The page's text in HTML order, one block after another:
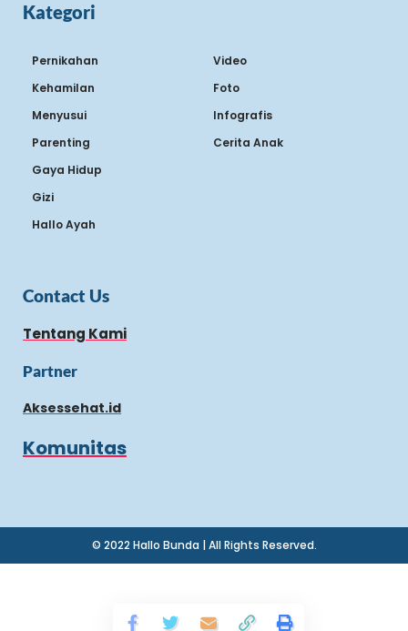
Kategori
Pernikahan
Kehamilan
Menyusui
Parenting
Gaya Hidup
Gizi
Hallo Ayah
Video
Foto
Infografis
Cerita Anak
Contact Us
Tentang Kami
Partner
Aksessehat.id
Komunitas
© 2022 Hallo Bunda | All Rights Reserved.